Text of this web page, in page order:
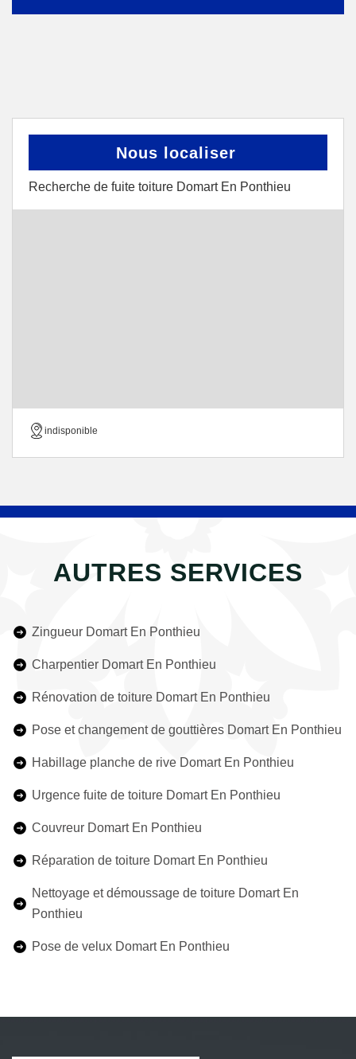
Nous localiser
Recherche de fuite toiture Domart En Ponthieu
indisponible
AUTRES SERVICES
Zingueur Domart En Ponthieu
Charpentier Domart En Ponthieu
Rénovation de toiture Domart En Ponthieu
Pose et changement de gouttières Domart En Ponthieu
Habillage planche de rive Domart En Ponthieu
Urgence fuite de toiture Domart En Ponthieu
Couvreur Domart En Ponthieu
Réparation de toiture Domart En Ponthieu
Nettoyage et démoussage de toiture Domart En
Ponthieu
Pose de velux Domart En Ponthieu